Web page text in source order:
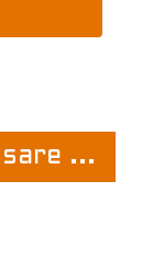
...